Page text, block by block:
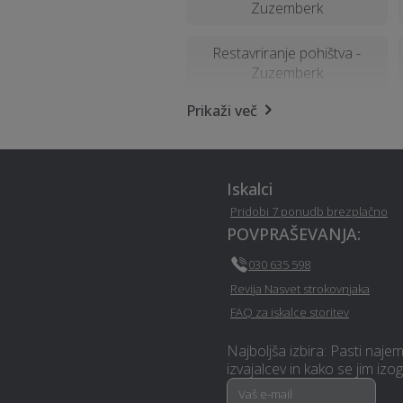
Zuzemberk
Restavriranje pohištva -
Zuzemberk
Stenske obloge - Zuzemberk
Zidarske storitve -
Zuzemberk
Zuzemberk
Zdravje na delovnem mestu -
Prikaži več
Iskalci
Pridobi 7 ponudb brezplačno
POVPRAŠEVANJA:
030 635 598
Revija Nasvet strokovnjaka
FAQ za iskalce storitev
Najboljša izbira: Pasti
izvajalcev in kako se jim